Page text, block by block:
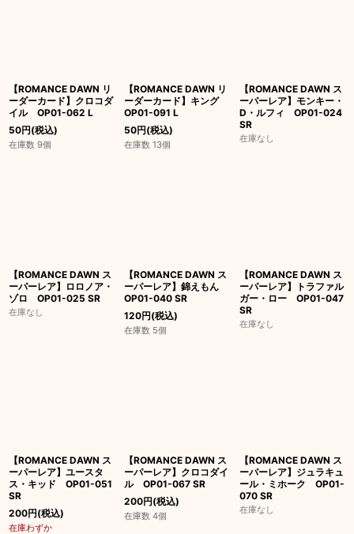
【ROMANCE DAWN リ
ーダーカード】クロコダ
イル OP01-062 L
50円(税込)
在庫数 9個
【ROMANCE DAWN リ
ーダーカード】キング
OP01-091 L
50円(税込)
在庫数 13個
【ROMANCE DAWN ス
ーパーレア】モンキー・
D・ルフィ OP01-024
SR
在庫なし
【ROMANCE DAWN ス
ーパーレア】ロロノア・
ゾロ OP01-025 SR
在庫なし
【ROMANCE DAWN ス
ーパーレア】錦えもん
OP01-040 SR
120円(税込)
在庫数 5個
【ROMANCE DAWN ス
ーパーレア】トラファル
ガー・ロー OP01-047
SR
在庫なし
【ROMANCE DAWN ス
ーパーレア】ユースタ
ス・キッド OP01-051
SR
200円(税込)
在庫わずか
【ROMANCE DAWN ス
ーパーレア】クロコダイ
ル OP01-067 SR
200円(税込)
在庫数 4個
【ROMANCE DAWN ス
ーパーレア】ジュラキュ
ール・ミホーク OP01-
070 SR
在庫なし